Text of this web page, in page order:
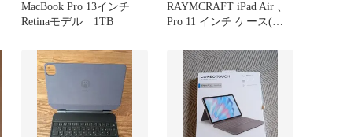
MacBook Pro 13インチ
Retinaモデル 1TB
RAYMCRAFT iPad Air 、
Pro 11 インチ ケース(ピ